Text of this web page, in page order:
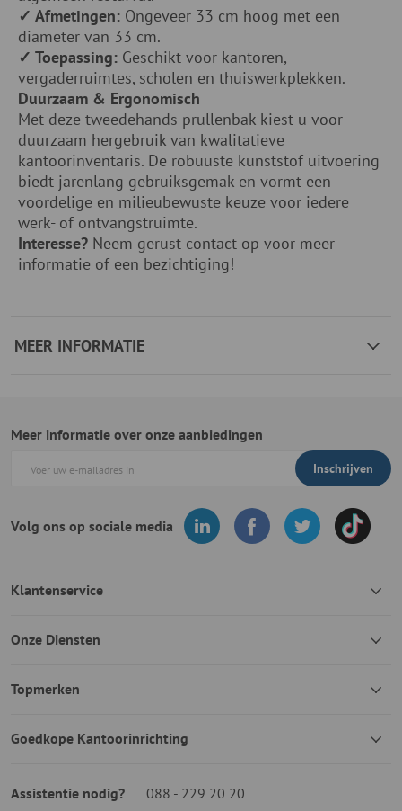
✓ Afmetingen: Ongeveer 33 cm hoog met een
diameter van 33 cm.
✓ Toepassing: Geschikt voor kantoren,
vergaderruimtes, scholen en thuiswerkplekken.
Duurzaam & Ergonomisch
Met deze tweedehands prullenbak kiest u voor
duurzaam hergebruik van kwalitatieve
kantoorinventaris. De robuuste kunststof uitvoering
biedt jarenlang gebruiksgemak en vormt een
voordelige en milieubewuste keuze voor iedere
werk- of ontvangstruimte.
Interesse? Neem gerust contact op voor meer
informatie of een bezichtiging!
MEER INFORMATIE
Meer informatie over onze aanbiedingen
Inschrijven
Volg ons op sociale media
Klantenservice
Onze Diensten
Topmerken
Goedkope Kantoorinrichting
Assistentie nodig? 088 - 229 20 20